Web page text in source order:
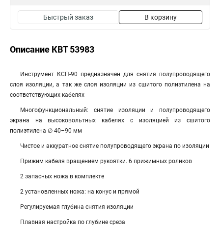
Быстрый заказ В корзину
Описание КВТ 53983
Инструмент КСП-90 предназначен для снятия полупроводящего
слоя изоляции, а так же слоя изоляции из сшитого полиэтилена на
соответствующих кабелях
Многофункциональный: снятие изоляции и полупроводящего
экрана на высоковольтных кабелях с изоляцией из сшитого
полиэтилена ∅ 40–90 мм
Чистое и аккуратное снятие полупроводящего экрана по изоляции
Прижим кабеля вращением рукоятки. 6 прижимных роликов
2 запасных ножа в комплекте
2 установленных ножа: на конус и прямой
Регулируемая глубина снятия изоляции
Плавная настройка по глубине среза